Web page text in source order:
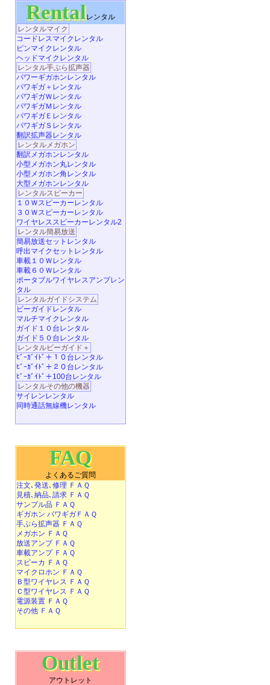
Rentalレンタル
レンタルマイク
コードレスマイクレンタル
ピンマイクレンタル
ヘッドマイクレンタル
レンタル手ぶら拡声器
パワーギガホンレンタル
パワギガ＋レンタル
パワギガＷレンタル
パワギガＭレンタル
パワギガＥレンタル
パワギガＳレンタル
翻訳拡声器レンタル
レンタルメガホン
翻訳メガホンレンタル
小型メガホン丸レンタル
小型メガホン角レンタル
大型メガホンレンタル
レンタルスピーカー
１０Ｗスピーカーレンタル
３０Ｗスピーカーレンタル
ワイヤレススピーカーレンタル2
レンタル簡易放送
簡易放送セットレンタル
呼出マイクセットレンタル
車載１０Ｗレンタル
車載６０Ｗレンタル
ポータブルワイヤレスアンプレン
タル
レンタルガイドシステム
ビーガイドレンタル
マルチマイクレンタル
ガイド１０台レンタル
ガイド５０台レンタル
レンタルビーガイド＋
ﾋﾞｰｶﾞｲﾄﾞ＋１０台レンタル
ﾋﾞｰｶﾞｲﾄﾞ＋２０台レンタル
ﾋﾞｰｶﾞｲﾄﾞ＋100台レンタル
レンタルその他の機器
サイレンレンタル
同時通話無線機レンタル
FAQ
よくあるご質問
注文､発送､修理 ＦＡＱ
見積､納品､請求 ＦＡＱ
サンプル品 ＦＡＱ
ギガホン パワギガＦＡＱ
手ぶら拡声器 ＦＡＱ
メガホン ＦＡＱ
放送アンプ ＦＡＱ
車載アンプ ＦＡＱ
スピーカ ＦＡＱ
マイクロホン ＦＡＱ
Ｂ型ワイヤレス ＦＡＱ
Ｃ型ワイヤレス ＦＡＱ
電源装置 ＦＡＱ
その他 ＦＡＱ
Outlet
アウトレット